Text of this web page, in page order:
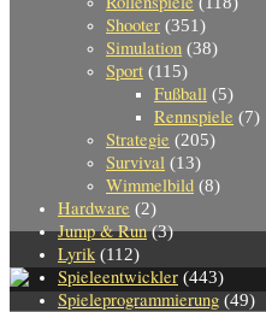
Shooter (351)
Simulation (38)
Sport (115)
Fußball (5)
Rennspiele (7)
Strategie (205)
Survival (13)
Wimmelbild (8)
Hardware (2)
Jump & Run(3)
Lyrik (112)
Spieleentwickler (443)
Spieleprogrammierung (49)